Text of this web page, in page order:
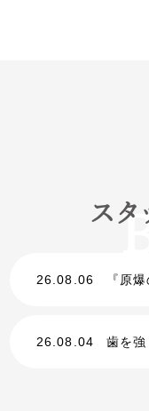
スタ
26.08.06 『原
26.08.04 歯を強